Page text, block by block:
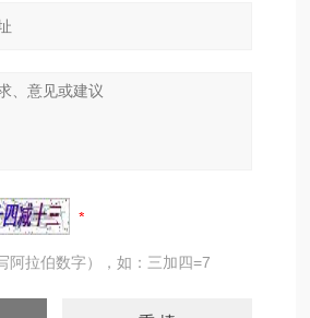
阿拉伯数字），如：三加四=7